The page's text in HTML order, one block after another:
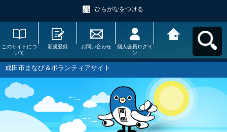
ひらがなをつける
このサイトにつ
いて
新規登録 お問い合わせ
個人会員ログイ
ン
イトへ戻る
成田市まなび＆ボランティアサイト